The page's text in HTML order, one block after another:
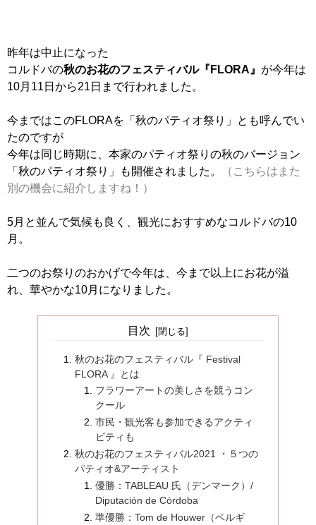
昨年は中止になった
コルドバの秋のお花のフェスティバル『FLORA』 が今年は
10月11日から21日まで行われました。
今まではこのFLORAを「秋のパティオ祭り」とも呼んでい
たのですが
今年は同じ時期に、本家のパティオ祭りの秋のバージョン
「秋のパティオ祭り」も開催されました。
（こちらはまた
別の機会に紹介しますね！）
5月と並んで気候も良く、観光におすすめなコルドバの10
月。
二つのお祭りのおかげで今年は、今まで以上にお花が溢
れ、華やかな10月になりました。
目次
秋のお花のフェスティバル『 Festival
FLORA 』とは
フラワーアートの美しさを競うコン
クール
市民・観光客も参加できるアクティ
ビティも
秋のお花のフェスティバル2021 ・５つの
パティオ&アーティスト
優勝：TABLEAU 氏（デンマーク）/
Diputación de Córdoba
準優勝：Tom de Houwer（ベルギ